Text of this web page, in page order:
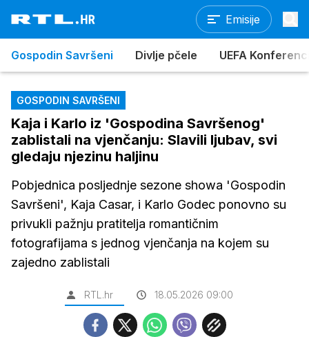
Emisije
Gospodin Savršeni Divlje pčele UEFA
GOSPODIN SAVRŠENI
Kaja i Karlo iz 'Gospodina Savršenog'
zablistali na vjenčanju: Slavili ljubav, svi
gledaju njezinu haljinu
Pobjednica posljednje sezone showa 'Gospodin
Savršeni', Kaja Casar, i Karlo Godec ponovno su
privukli pažnju pratitelja romantičnim
fotografijama s jednog vjenčanja na kojem su
zajedno zablistali
RTL.hr 18.05.2026 09:00